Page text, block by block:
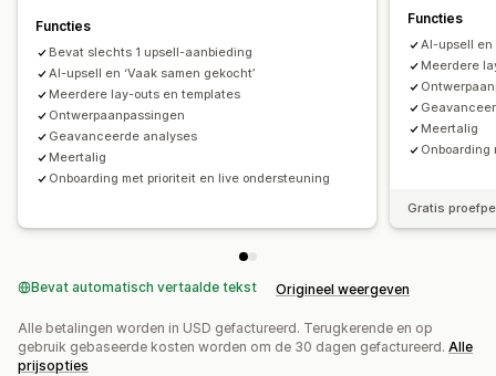
Kwantumkortingen
Forfaitaire kortingen Percentagekortingen
Twee voor de prijs van één Abonnementen
Bulkprijzen
Groothandelsprijzen
Aangepaste prijzen
Add-ons voor producten
Vaak samen gekocht
Bundles
Volumekortingen
Staffelkortingen
Upgrade van abonnement
Analytics
Doorklikpercentages Conversiepercentages
Functies
Bevat slechts 1 upsell-aanbieding
AI-upsell en ‘Vaak samen gekocht’
Meerdere lay-outs en templates
Ontwerpaanpassingen
Geavanceerde analyses
Meertalig
Onboarding met prioriteit en live ondersteuning
Functies
AI-upsell en
Meerdere
Meertalig
Gratis
Bevat automatisch vertaalde tekst Origineel weergeven
Alle betalingen worden in USD gefactureerd. Terugkerende en op
gebruik gebaseerde kosten worden om de 30 dagen gefactureerd. Alle
prijsopties